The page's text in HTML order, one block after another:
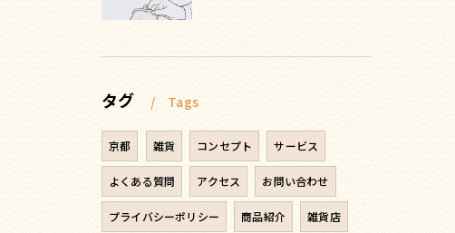
タグ Tags
京都 雑貨 コンセプト サービス
よくある質問 アクセス お問い合わせ
プライバシーポリシー 商品紹介 雑貨店